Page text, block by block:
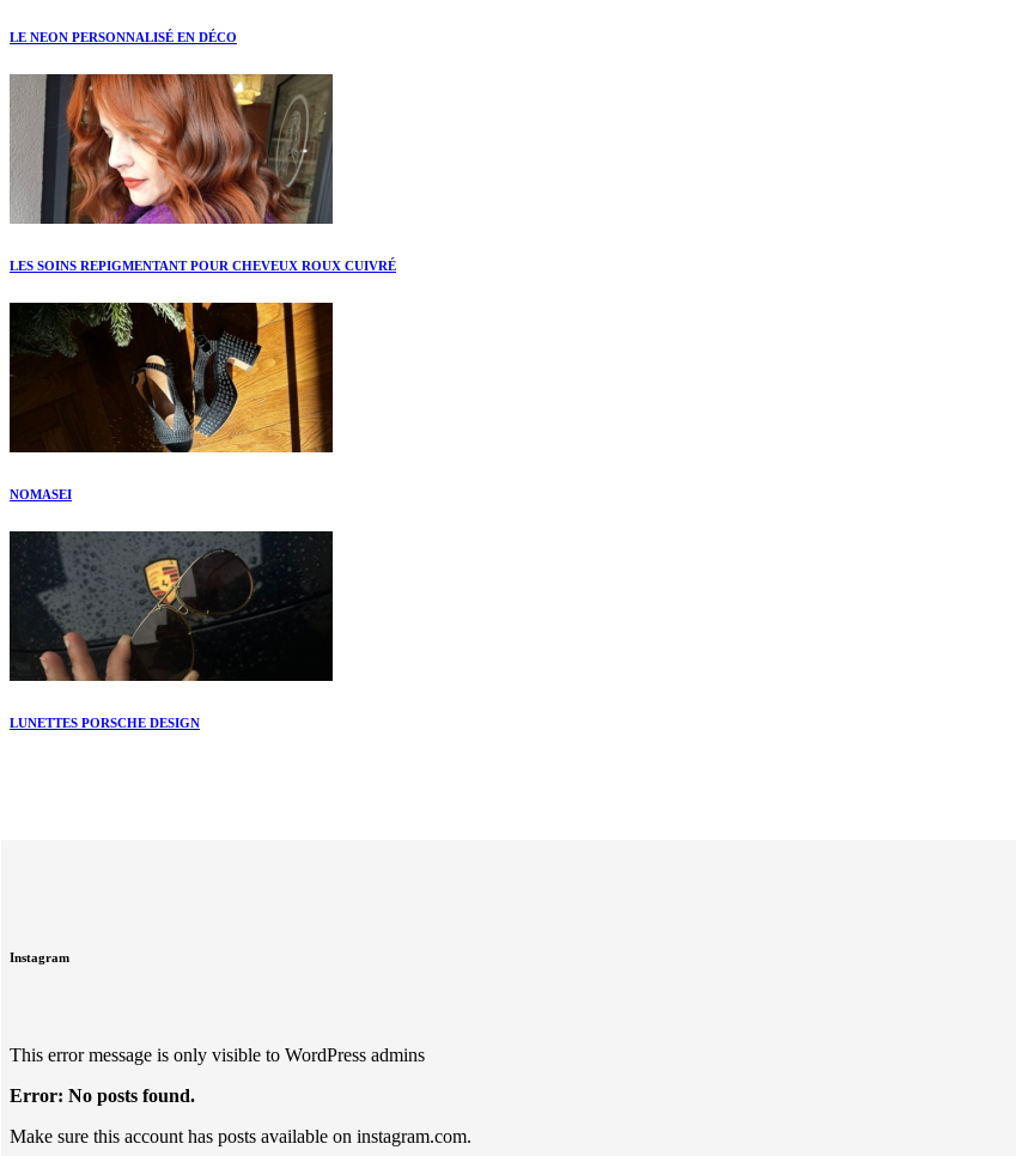
LE NEON PERSONNALISÉ EN DÉCO
LES SOINS REPIGMENTANT POUR CHEVEUX ROUX CUIVRÉ
NOMASEI
LUNETTES PORSCHE DESIGN
Instagram
This error message is only visible to WordPress admins
Error: No posts found.
Make sure this account has posts available on instagram.com.